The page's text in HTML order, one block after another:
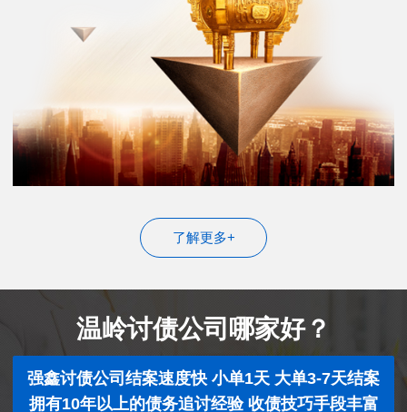
了解更多+
温岭讨债公司哪家好？
强鑫讨债公司结案速度快 小单1天 大单3-7天结案
拥有10年以上的债务追讨经验 收债技巧手段丰富